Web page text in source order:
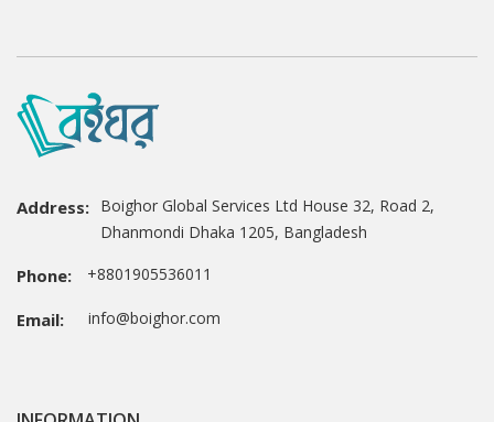
Address: Boighor Global Services Ltd House 32, Road 2,
Dhanmondi Dhaka 1205, Bangladesh
Phone: +8801905536011
Email: info@boighor.com